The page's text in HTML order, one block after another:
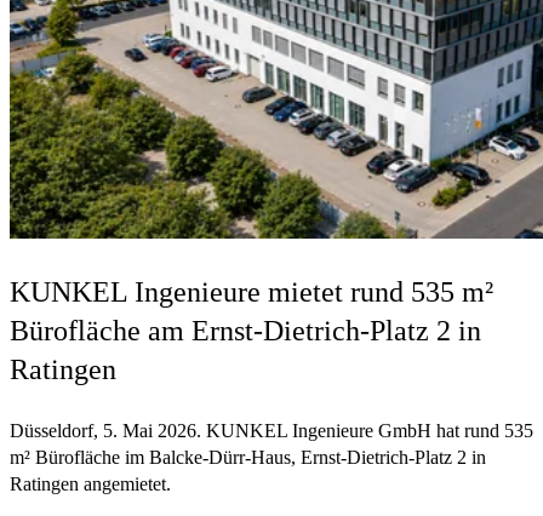
KUNKEL Ingenieure mietet rund 535 m²
Bürofläche am Ernst-Dietrich-Platz 2 in
Ratingen
Düsseldorf, 5. Mai 2026. KUNKEL Ingenieure GmbH hat rund 535
m² Bürofläche im Balcke-Dürr-Haus, Ernst-Dietrich-Platz 2 in
Ratingen angemietet.